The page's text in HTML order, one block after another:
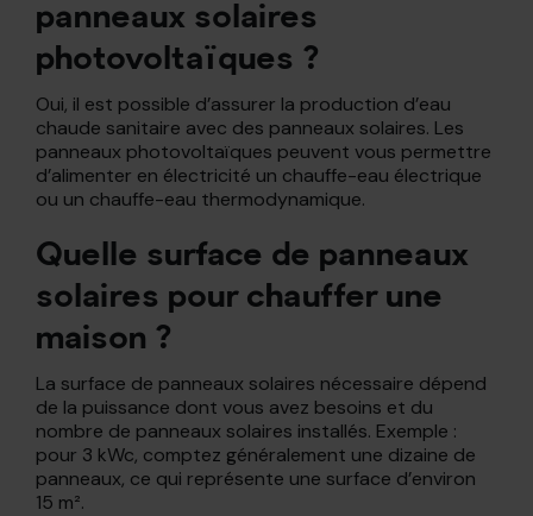
panneaux solaires
photovoltaïques ?
Oui, il est possible d’assurer la production d’eau
chaude sanitaire avec des panneaux solaires. Les
panneaux photovoltaïques peuvent vous permettre
d’alimenter en électricité un chauffe-eau électrique
ou un chauffe-eau thermodynamique.
Quelle surface de panneaux
solaires pour chauffer une
maison ?
La surface de panneaux solaires nécessaire dépend
de la puissance dont vous avez besoins et du
nombre de panneaux solaires installés. Exemple :
pour 3 kWc, comptez généralement une dizaine de
panneaux, ce qui représente une surface d’environ
15 m².